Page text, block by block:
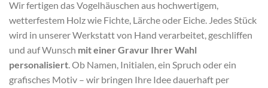
Wir fertigen das Vogelhäuschen aus hochwertigem,
wetterfestem Holz wie Fichte, Lärche oder Eiche. Jedes Stück
wird in unserer Werkstatt von Hand verarbeitet, geschliffen
und auf Wunsch mit einer Gravur Ihrer Wahl
personalisiert . Ob Namen, Initialen, ein Spruch oder ein
grafisches Motiv – wir bringen Ihre Idee dauerhaft per